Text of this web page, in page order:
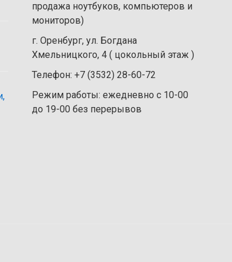
продажа ноутбуков, компьютеров и
мониторов)
г. Оренбург, ул. Богдана
Хмельницкого, 4 ( цокольный этаж )
Телефон: +7 (3532) 28-60-72
Режим работы: ежедневно с 10-00
до 19-00 без перерывов